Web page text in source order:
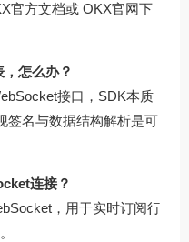
官方文档或 OKX官网下
怎么办？
接口，SDK本质
签名与数据结构解析是可
连接？
，用于实时订阅行